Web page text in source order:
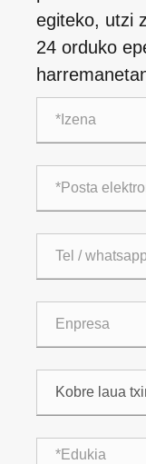
egiteko, utzi
24 orduko